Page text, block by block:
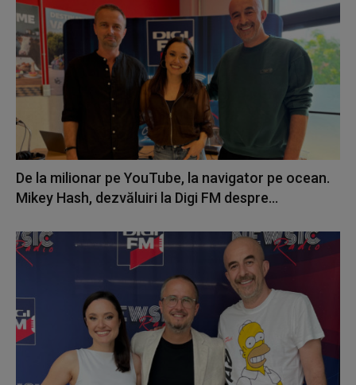
De la milionar pe YouTube, la navigator pe ocean.
Mikey Hash, dezvăluiri la Digi FM despre...